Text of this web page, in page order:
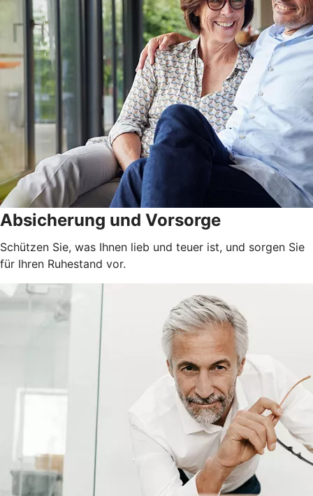
Absicherung und Vorsorge
Schützen Sie, was Ihnen lieb und teuer ist, und sorgen Sie
für Ihren Ruhestand vor.